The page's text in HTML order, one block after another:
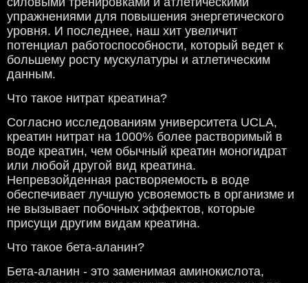
упражнениями для повышения энергетического
уровня. И последнее, наш хит увеличит
потенциал работоспособности, который ведет к
большему росту мускулатуры и атлетическим
данным.
Что такое нитрат креатина?
Согласно исследованиям университета UCLA,
креатин нитрат на 1000% более растворимый в
воде креатин, чем обычный креатин моногидрат
или любой другой вид креатина.
Непревзойденная растворяемость в воде
обеспечивает лучшую усвояемость в организме и
не вызывает побочных эффектов, которые
присущи другим видам креатина.
Что такое бета-аланин?
Бета-аланин - это заменимая аминокислота,